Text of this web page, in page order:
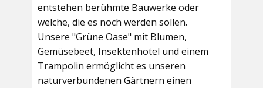
entstehen berühmte Bauwerke oder
welche, die es noch werden sollen.
Unsere "Grüne Oase" mit Blumen,
Gemüsebeet, Insektenhotel und einem
Trampolin ermöglicht es unseren
naturverbundenen Gärtnern einen